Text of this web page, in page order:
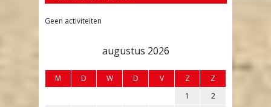
Geen activiteiten
augustus 2026
M D W D V Z
Z
1
2